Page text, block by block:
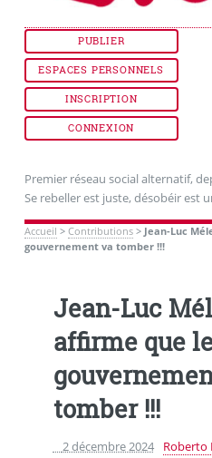
PUBLIER
ESPACES PERSONNELS
INSCRIPTION
CONNEXION
Premier réseau social alternatif,
Se rebeller est juste, désobéir est
Accueil > Contributions> Jean-Luc
gouvernement va tomber !!!
Jean-Luc
affirme que
tomber !!!
2 décembre 2024
Roberto